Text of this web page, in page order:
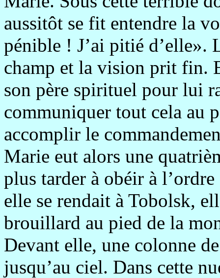
aussitôt se fit entendre la
pénible ! J’ai pitié d’elle».
champ et la vision prit fin.
son père spirituel pour lui
communiquer tout cela au
accomplir le
Marie eut alors une
plus tarder à obéir à
elle se rendait à Tobolsk,
brouillard au pied de la
Devant elle, une colonne
jusqu’au ciel. Dans cette